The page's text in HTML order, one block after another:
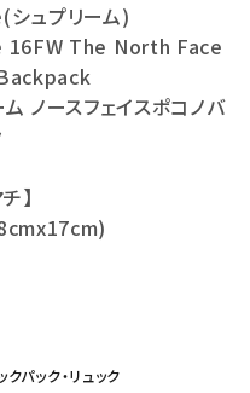
ュプリーム)
16FW The North Face
ノースフェイスポコノバ
】
クパック・リュック